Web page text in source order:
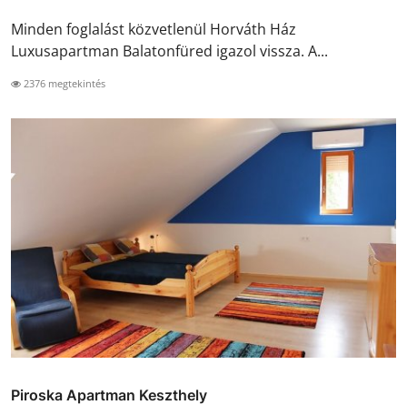
Minden foglalást közvetlenül Horváth Ház
Luxusapartman Balatonfüred igazol vissza. A...
2376 megtekintés
Piroska Apartman Keszthely